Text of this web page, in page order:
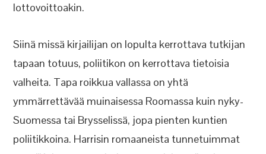
lottovoittoakin.
Siinä missä kirjailijan on lopulta kerrottava tutkijan
tapaan totuus, poliitikon on kerrottava tietoisia
valheita. Tapa roikkua vallassa on yhtä
ymmärrettävää muinaisessa Roomassa kuin nyky-
Suomessa tai Brysselissä, jopa pienten kuntien
poliitikkoina. Harrisin romaaneista tunnetuimmat